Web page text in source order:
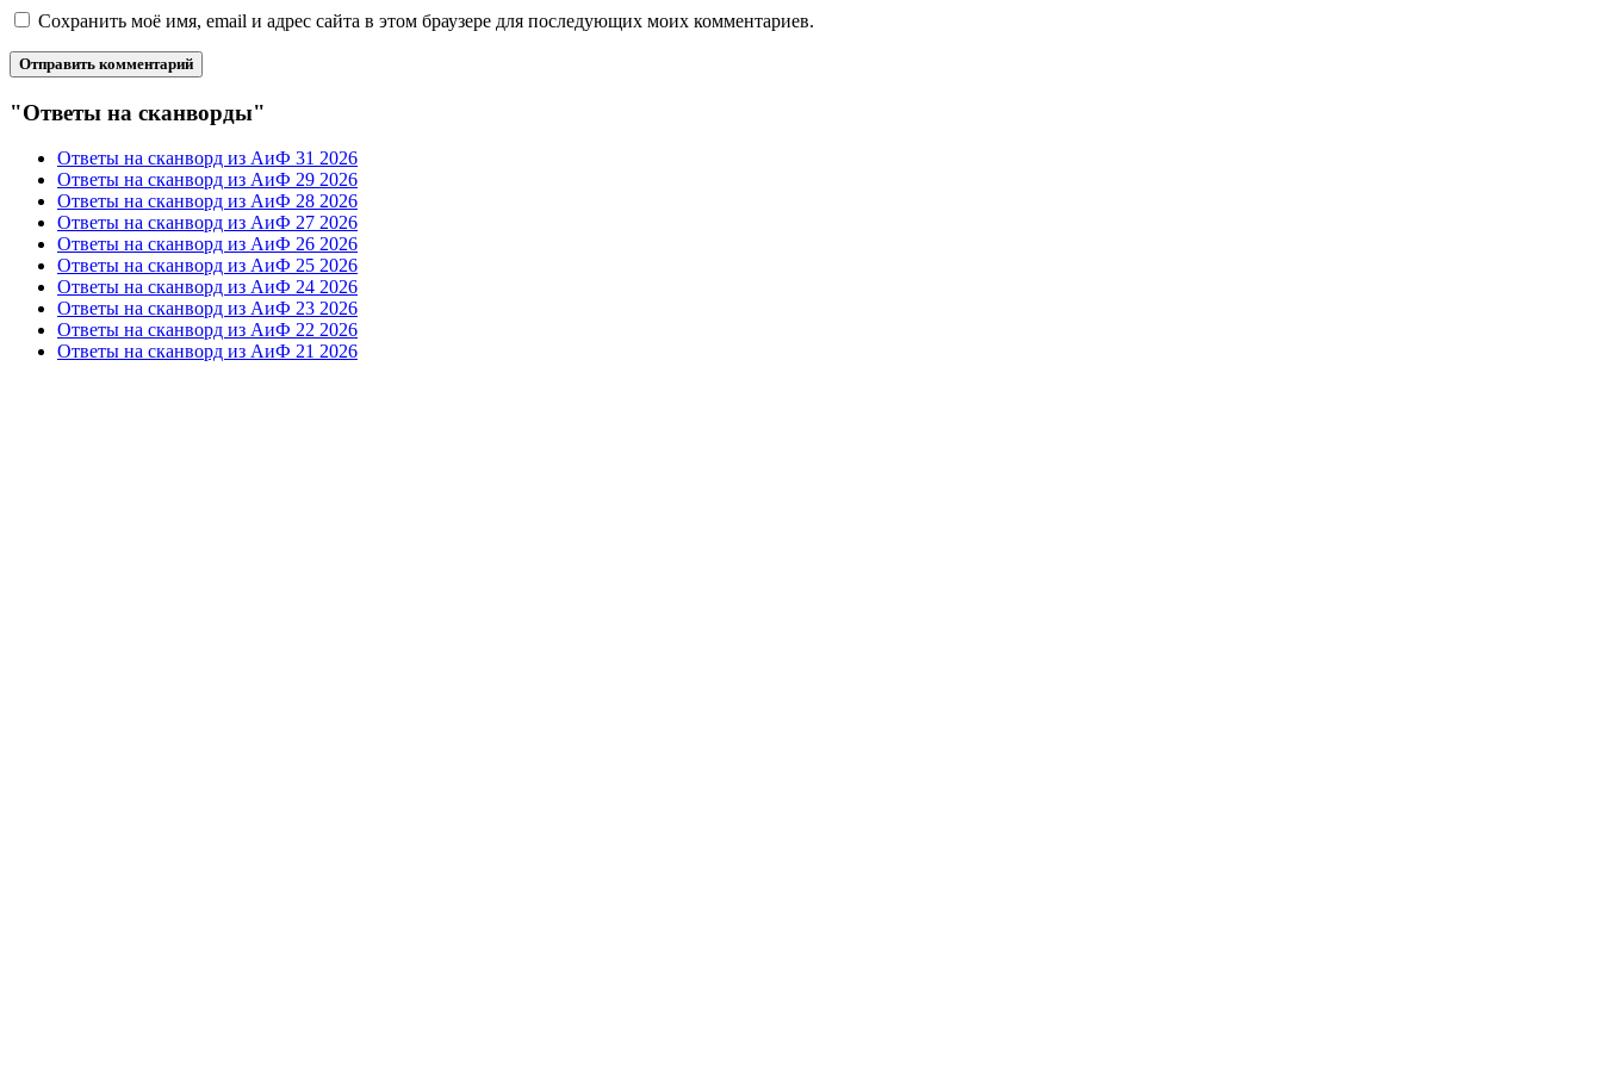
Сохранить моё имя, email и адрес сайта в этом браузере для последующих моих комментариев.
"Ответы на сканворды"
Ответы на сканворд из АиФ 31 2026
Ответы на сканворд из АиФ 29 2026
Ответы на сканворд из АиФ 28 2026
Ответы на сканворд из АиФ 27 2026
Ответы на сканворд из АиФ 26 2026
Ответы на сканворд из АиФ 25 2026
Ответы на сканворд из АиФ 24 2026
Ответы на сканворд из АиФ 23 2026
Ответы на сканворд из АиФ 22 2026
Ответы на сканворд из АиФ 21 2026